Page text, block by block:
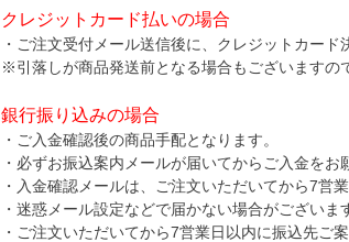
クレジットカード払いの場合
・ご注文受付メール送信後に、クレジットカード
※引落しが商品発送前となる場合もございますの
銀行振り込みの場合
・ご入金確認後の商品手配となります。
・必ずお振込案内メールが届いてからご入金をお
・入金確認メールは、ご注文いただいてから7営
・迷惑メール設定などで届かない場合がございま
・ご注文いただいてから7営業日以内に振込先ご